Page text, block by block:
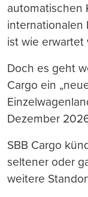
automatischen
internationalen
ist wie
Doch es geht
Cargo ein
Dezember
SBB Cargo
seltener oder
weitere